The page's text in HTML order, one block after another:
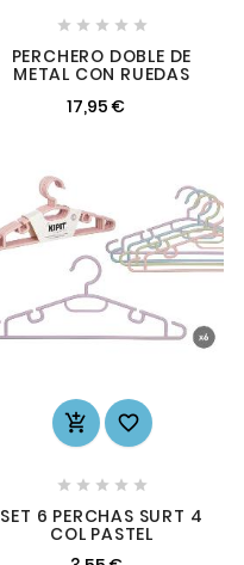
    
PERCHERO DOBLE DE
METAL CON RUEDAS
17,95 €
 
    
SET 6 PERCHAS SURT 4
COL PASTEL